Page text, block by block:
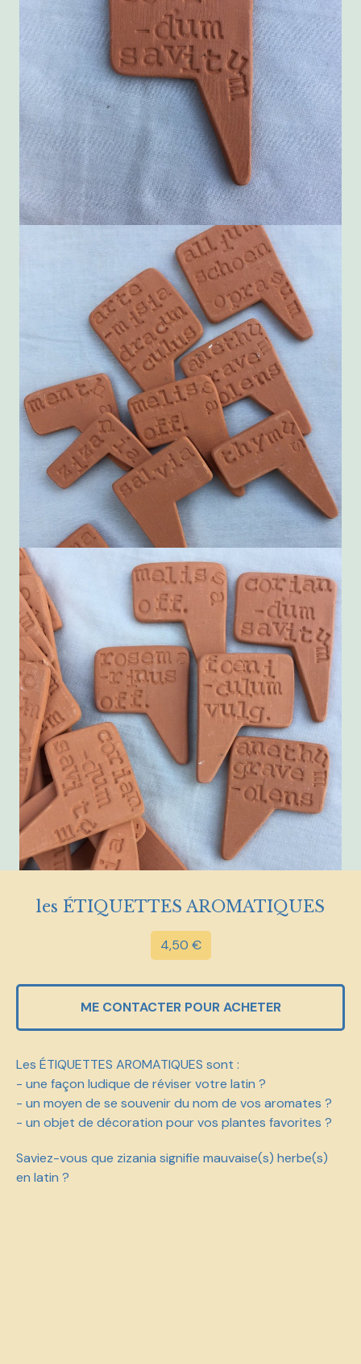
les ÉTIQUETTES AROMATIQUES
4,50 €
ME CONTACTER POUR ACHETER
Les ÉTIQUETTES AROMATIQUES sont :
- une façon ludique de réviser votre latin ?
- un moyen de se souvenir du nom de vos aromates ?
- un objet de décoration pour vos plantes favorites ?
Saviez-vous que zizania signifie mauvaise(s) herbe(s)
en latin ?